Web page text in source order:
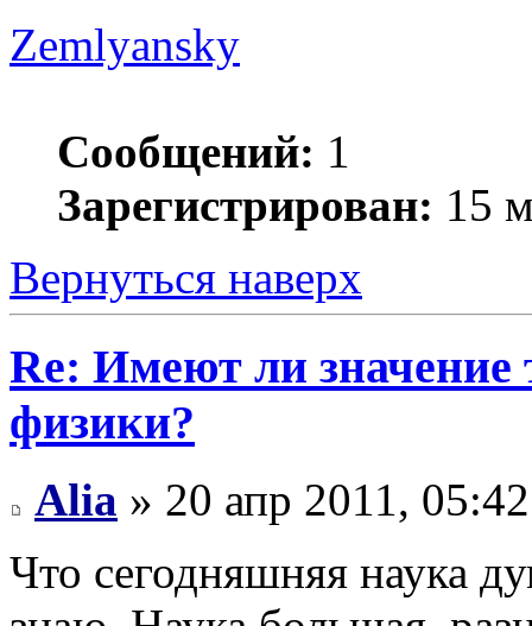
Zemlyansky
Сообщений: 1
Зарегистрирован: 15
Вернуться наверх
Re: Имеют ли значение
физики?
Alia » 20 апр 2011, 05:42
Что сегодняшняя наука